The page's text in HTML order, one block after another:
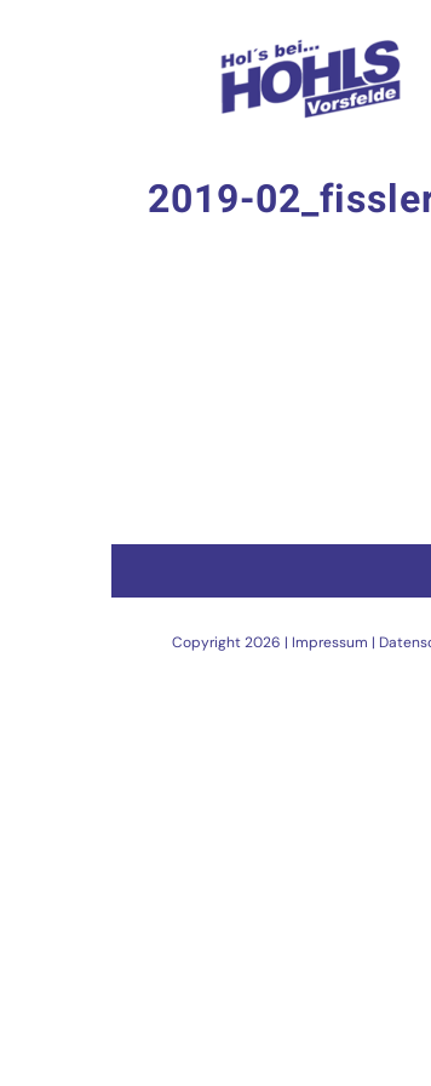
2019-
Copyright2026 | Impressum |